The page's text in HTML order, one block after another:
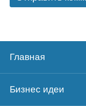
Главная
Бизнес идеи